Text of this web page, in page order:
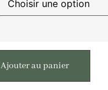
Ajouter au panier